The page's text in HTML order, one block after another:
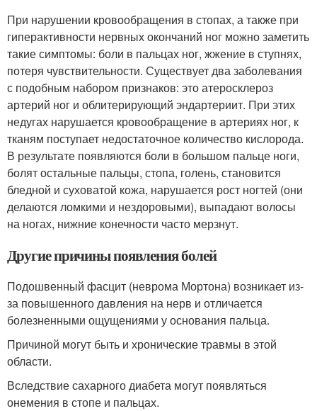
При нарушении кровообращения в стопах, а также при
гиперактивности нервных окончаний ног можно заметить
такие симптомы: боли в пальцах ног, жжение в ступнях,
потеря чувствительности. Существует два заболевания
с подобным набором признаков: это атеросклероз
артерий ног и облитерирующий эндартериит. При этих
недугах нарушается кровообращение в артериях ног, к
тканям поступает недостаточное количество кислорода.
В результате появляются боли в большом пальце ноги,
болят остальные пальцы, стопа, голень, становится
бледной и суховатой кожа, нарушается рост ногтей (они
делаются ломкими и нездоровыми), выпадают волосы
на ногах, нижние конечности часто мерзнут.
Другие причины появления болей
Подошвенный фасцит (неврома Мортона) возникает из-
за повышенного давления на нерв и отличается
болезненными ощущениями у основания пальца.
Причиной могут быть и хронические травмы в этой
области.
Вследствие сахарного диабета могут появляться
онемения в стопе и пальцах.